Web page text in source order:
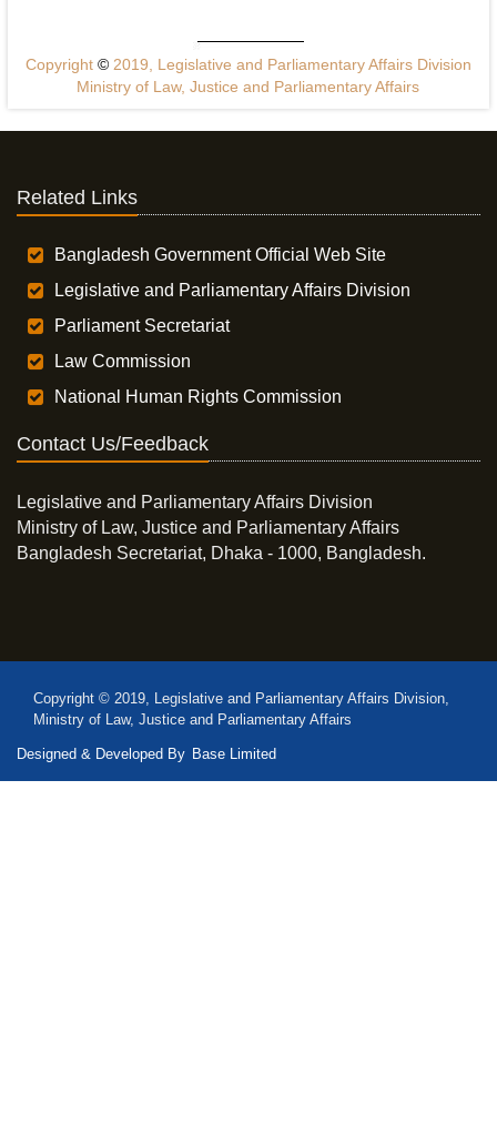
Copyright ©2019, Legislative and Parliamentary Affairs Division
Ministry of Law, Justice and Parliamentary Affairs
Related Links
Bangladesh Government Official Web Site
Legislative and Parliamentary Affairs Division
Parliament Secretariat
Law Commission
National Human Rights Commission
Contact Us/Feedback
Legislative and Parliamentary Affairs Division
Ministry of Law, Justice and Parliamentary Affairs
Bangladesh Secretariat, Dhaka - 1000, Bangladesh.
Copyright © 2019, Legislative and Parliamentary Affairs Division,
Ministry of Law, Justice and Parliamentary Affairs
Designed & Developed By Base Limited